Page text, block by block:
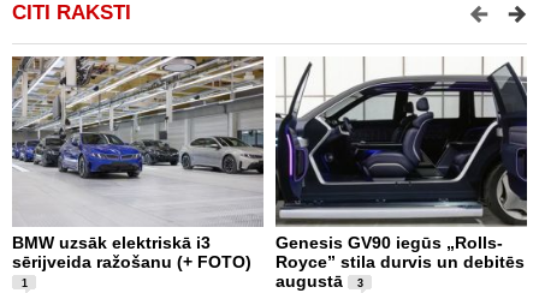
CITI RAKSTI
BMW uzsāk elektriskā i3
sērijveida ražošanu (+ FOTO)
1
Genesis GV90 iegūs „Rolls-
Royce” stila durvis un debitēs
augustā
3